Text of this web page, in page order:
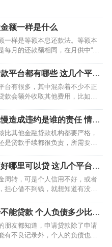
额一样是什么
一样是等额本息还款法。等额本
每月的还款额相同，在月供中“本
，还款期限过半后逐步转为本金
小。所支出的总利息比等额本金
…
平台都有哪些 这几个平台
台有很多，其中混杂着不少不正
款会额外收取其他费用，比如提
人借款首先会选择安全性高、贷
下面跟大家说几个目前正规的借
参考…
造成违约是谁的责任 情况
比其他金融贷款机构都要严格，
是贷款手续都很负责，所需要的
在申请房贷过程中导致违约了是
一起来了解一下吧。 银行贷款审
哪里可以贷 这几个平台可
周转，可是个人信用不好，或者
担心借不到钱，就想知道有没有
槛贷款，但不一定就是真的，今
。 急用钱征信不好哪里可以
能贷款 个人负债多少比较
朋友都知道，申请贷款除了申请
有不良记录外，个人的负债也不